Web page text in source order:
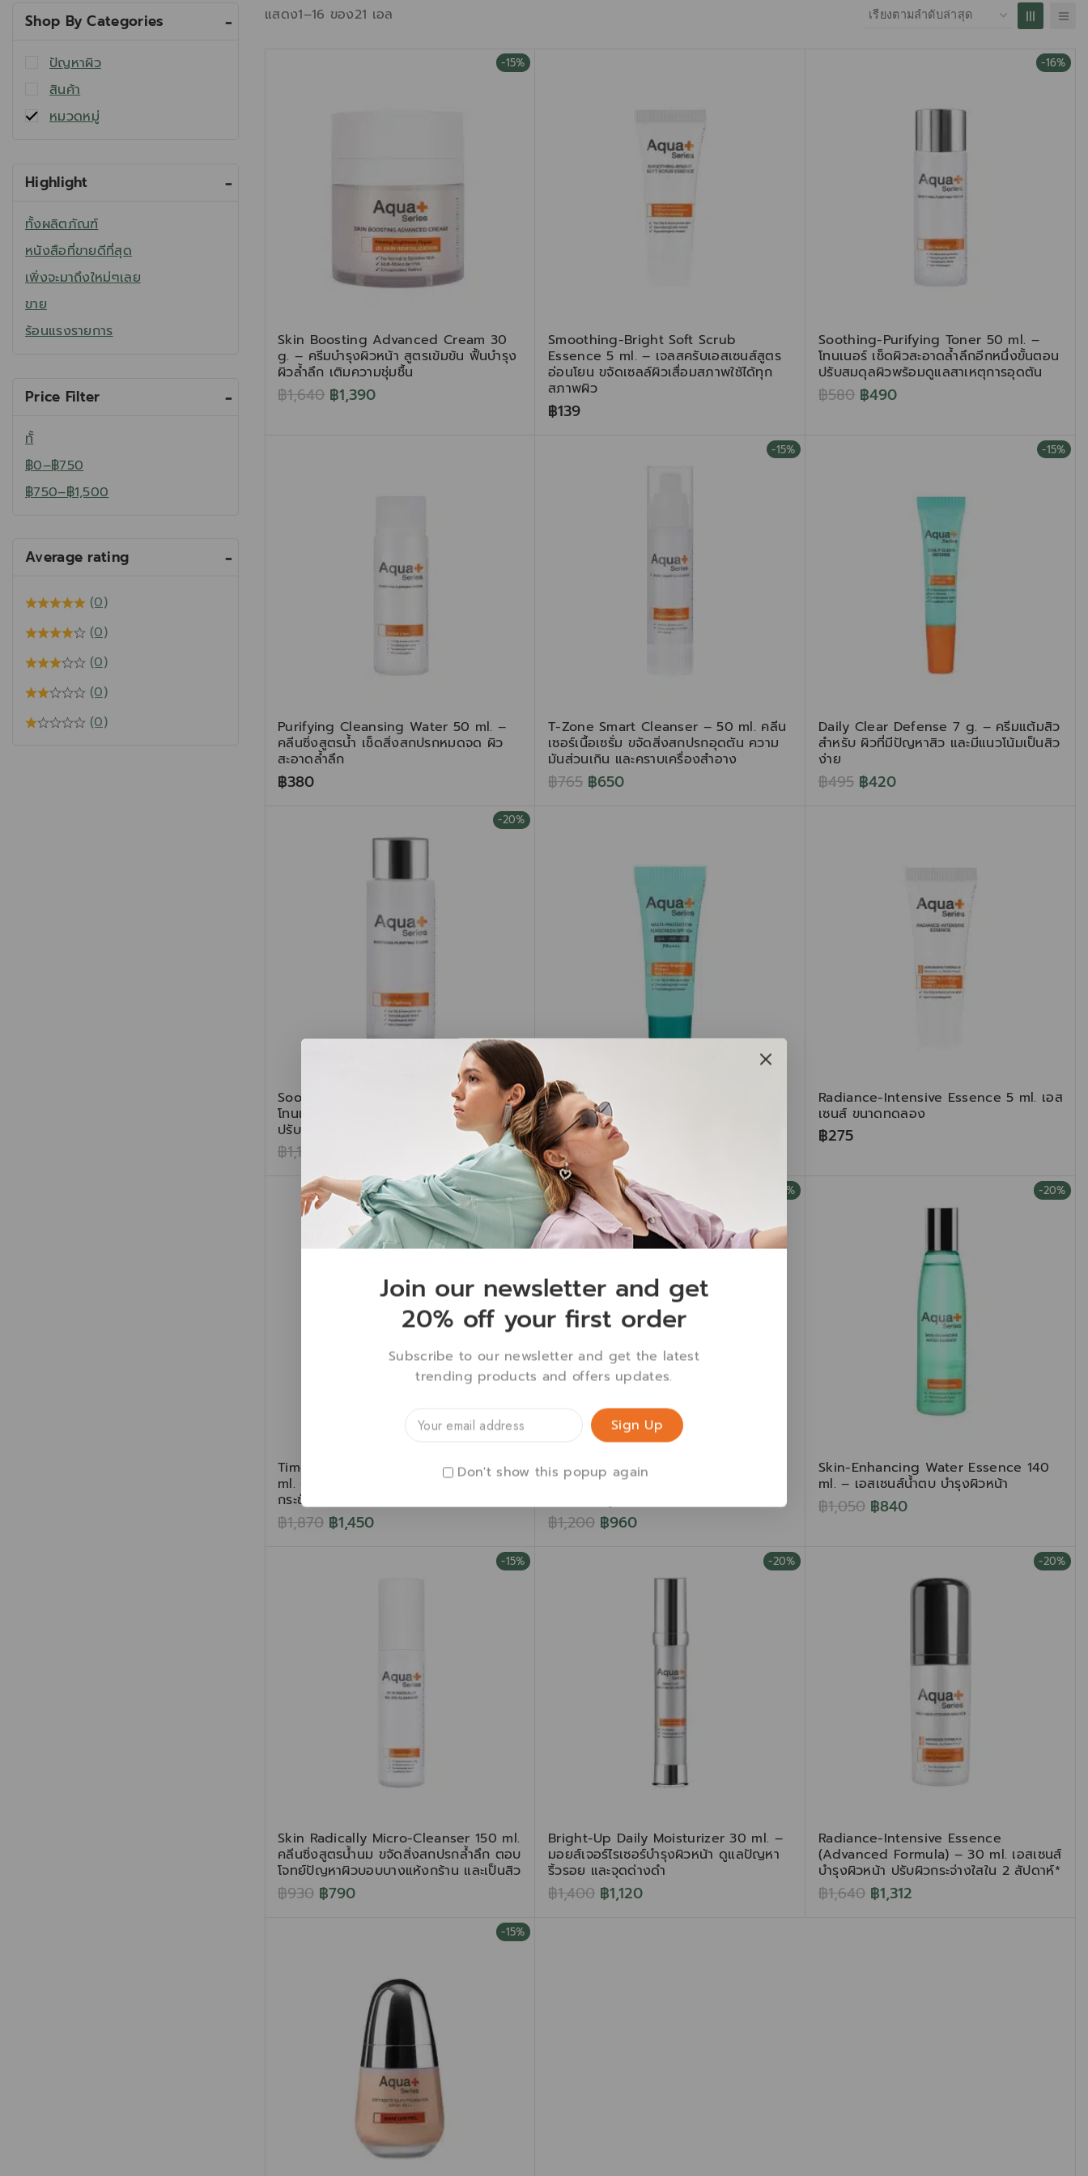
แสดง1–16 ของ21 เอล
-15%
Skin Boosting Advanced Cream 30
g. – ครีมบำรุงผิวหน้า สูตรเข้มข้น ฟื้นบำรุง
ผิวล้ำลึก เติมความชุ่มชื้น
฿1,640 ฿1,390
Smoothing-Bright Soft Scrub
Essence 5 ml. – เจลสครับเอสเซนส์สูตร
อ่อนโยน ขจัดเซลล์ผิวเสื่อมสภาพใช้ได้ทุก
สภาพผิว
฿139
-16%
Soothing-Purifying Toner 50 ml. –
โทนเนอร์ เช็ดผิวสะอาดล้ำลึกอีกหนึ่งขั้นตอน
ปรับสมดุลผิวพร้อมดูแลสาเหตุการอุดตัน
฿580 ฿490
Purifying Cleansing Water 50 ml. –
คลีนซิ่งสูตรน้ำ เช็ดสิ่งสกปรกหมดจด ผิว
สะอาดล้ำลึก
฿380
-15%
T-Zone Smart Cleanser – 50 ml. คลีน
เซอร์เนื้อเซรั่ม ขจัดสิ่งสกปรกอุดตัน ความ
มันส่วนเกิน และคราบเครื่องสำอาง
฿765 ฿650
-15%
Daily Clear Defense 7 g. – ครีมแต้มสิว
สำหรับ ผิวที่มีปัญหาสิว และมีแนวโน้มเป็นสิว
ง่าย
฿495 ฿420
-20%
Soothing-Purifying Toner 150 ml. –
โทนเนอร์เช็ดผิวสะอาดล้ำลึกอีกหนึ่งขั้นตอน
ปรับสมดุลผิวพร้อมดูแลสาเหตุการอุดตัน
฿1,120
Multi-Protection Sunscreen
SPF50+/PA++++ 5 ml. ครีมกันแดดหน้า
ขนาดทดลอง
฿150
Radiance-Intensive Essence 5 ml. เอส
เซนส์ ขนาดทดลอง
฿275
TimeLock Skin-Boosting Ampoule 30
ml. – แอมพูลสูตรเข้มข้น เติมความชุ่มชื้น
กระชับผิว ลดเลือนริ้วรอย
฿1,870 ฿1,450
-20%
Advanced Hyaluron Eye & Neck
Cream 30 ml. – ครีมบำรุงผิวรอบดวงตา
฿1,200 ฿960
-20%
Skin-Enhancing Water Essence 140
ml. – เอสเซนส์น้ำตบ บำรุงผิวหน้า
฿1,050 ฿840
-15%
Skin Radically Micro-Cleanser 150 ml.
คลีนซิ่งสูตรน้ำนม ขจัดสิ่งสกปรกล้ำลึก ตอบ
โจทย์ปัญหาผิวบอบบางแห้งกร้าน และเป็นสิว
฿930 ฿790
-20%
Bright-Up Daily Moisturizer 30 ml. –
มอยส์เจอร์ไรเซอร์บำรุงผิวหน้า ดูแลปัญหา
ริ้วรอย และจุดด่างดำ
฿1,400 ฿1,120
-20%
Radiance-Intensive Essence
(Advanced Formula) – 30 ml. เอสเซนส์
บำรุงผิวหน้า ปรับผิวกระจ่างใสใน 2 สัปดาห์*
฿1,640 ฿1,312
-15%
Shop By Categories
ปัญหาผิว
สินค้า
หมวดหมู่
Highlight
ทั้งผลิตภัณฑ์
หนังสือที่ขายดีที่สุด
เพิ่งจะมาถึงใหม่ๆเลย
ขาย
ร้อนแรงรายการ
Price Filter
ทั้
฿0–฿750
฿750–฿1,500
Average rating
(0)
(0)
(0)
(0)
(0)
Join our newsletter and get
20% off your first order
Subscribe to our newsletter and get the latest
trending products and offers updates.
Don't show this popup again